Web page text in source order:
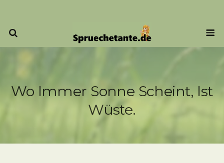
Wo Immer Sonne Scheint, Ist
Wüste.